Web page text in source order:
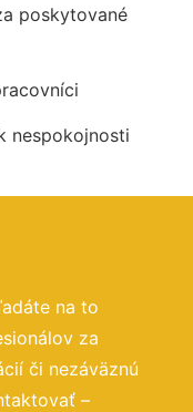
poskytované
nespokojnosti
na to
za
či nezáväznú
–